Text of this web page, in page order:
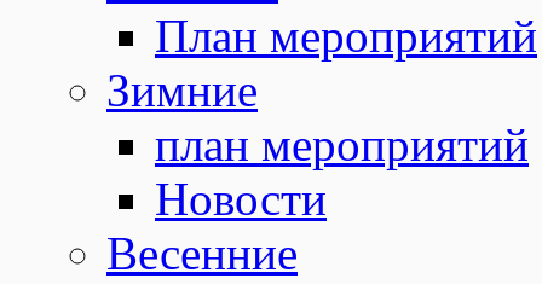
План мероприятий
Зимние
план мероприятий
Новости
Весенние